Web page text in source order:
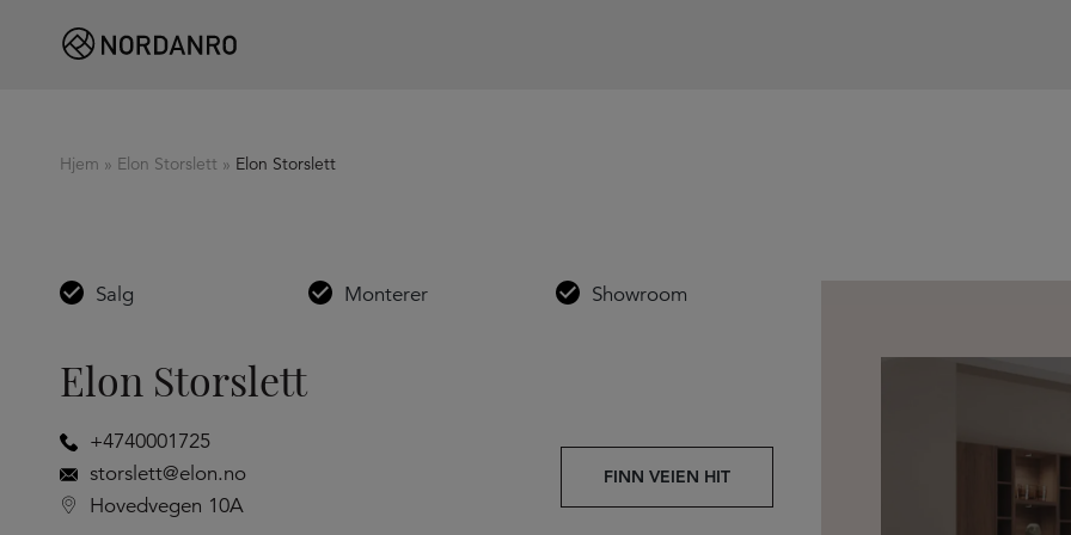
Hjem » Elon Storslett » Elon Storslett
Salg Monterer Showroom
Elon Storslett
+4740001725
storslett@elon.no
Hovedvegen 10A
FINN VEIEN HIT